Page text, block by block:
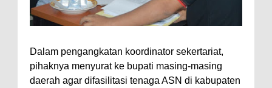
Dalam pengangkatan koordinator sekertariat,
pihaknya menyurat ke bupati masing-masing
daerah agar difasilitasi tenaga ASN di kabupaten